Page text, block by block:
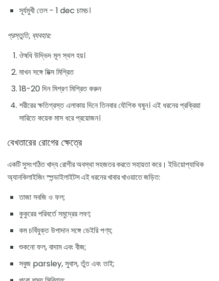
সূর্যমুখী তেল - 1 dec চামচ।
প্রস্তুতি, ব্যবহার:
ঔষধি উদ্ভিদ মূল স্থল হয়।
মাখন সঙ্গে মিক্স মিশ্রিত
18-20 দিন মিশ্রণ মিশ্রিত করুন
শরীরের ক্ষতিগ্রস্ত এলাকায় দিনে তিনবার যৌগিক ঘষুন। এই ধরনের প্রক্রিয়া
সারিতে কয়েক মাস ধরে প্রয়োজন।
বেখতারের রোগের ক্ষেত্রে
একটি সুসংগঠিত খাদ্য রোগীর অবস্থা সহজতর করতে সহায়তা করে। ইডিয়োপ্যাথিক
অ্যানকিলাইজিং স্পন্ডাইলাইটস এই ধরনের খাবার খাওয়াতে জড়িত:
তাজা সবজি ও ফল;
কুকুরের পরিবর্তে সমুদ্রের লবণ;
কম চর্বিযুক্ত উপাদান সঙ্গে ডেইরি পণ্য;
শুকনো ফল, বাদাম এবং বীজ;
সবুজ parsley, সুবাস, তুঁত এবং তাই;